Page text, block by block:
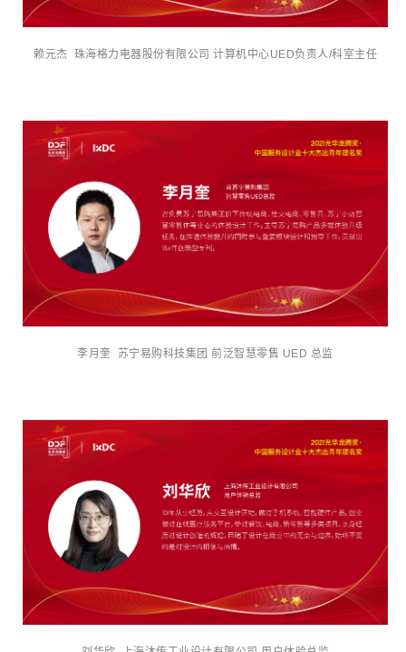
赖元杰 珠海格力电器股份有限公司 计算机中心UED负责人/科室主任
李月奎 苏宁易购科技集团 前泛智慧零售 UED 总监